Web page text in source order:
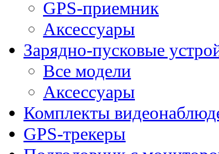
GPS-приемник
Аксессуары
Зарядно-пусковые
Все модели
Аксессуары
Комплекты
GPS-трекеры